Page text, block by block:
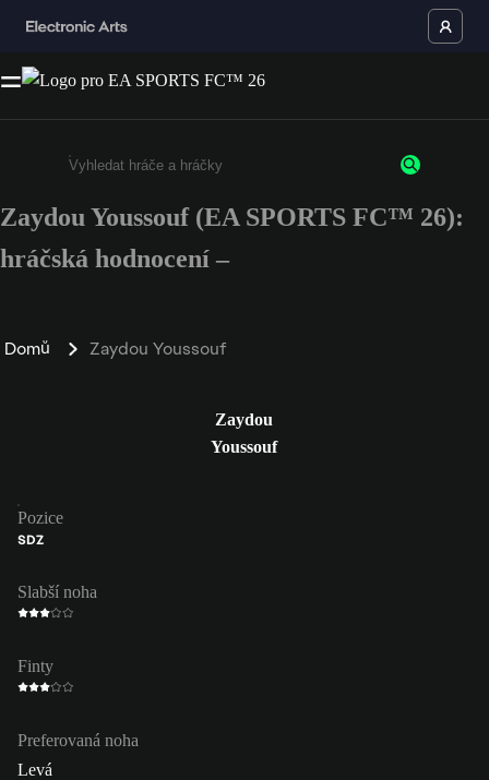
Enter a minimum of 3 characters or numbers
Zaydou Youssouf (EA SPORTS FC™ 26):
hráčská hodnocení –
Domů Zaydou Youssouf
Zaydou
Youssouf
Pozice
SDZ
Slabší noha
Finty
Preferovaná noha
Levá